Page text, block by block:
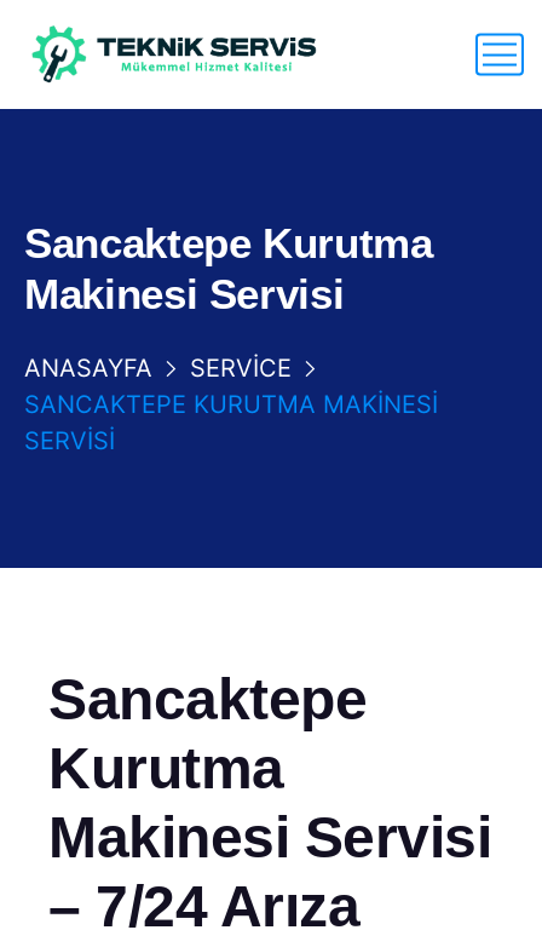
Sancaktepe Kurutma
Makinesi Servisi
ANASAYFA
SERVICE
SANCAKTEPE KURUTMA MAKINESI
SERVISI
Sancaktepe
Kurutma
Makinesi Servisi
– 7/24 Arıza